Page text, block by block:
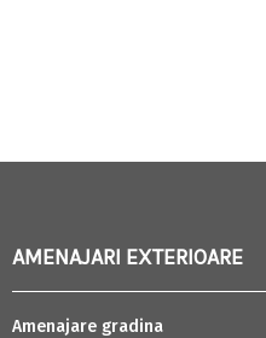
AMENAJARI EXTERIOARE
Amenajare gradina